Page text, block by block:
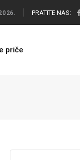
PRATITE NAS:
priče